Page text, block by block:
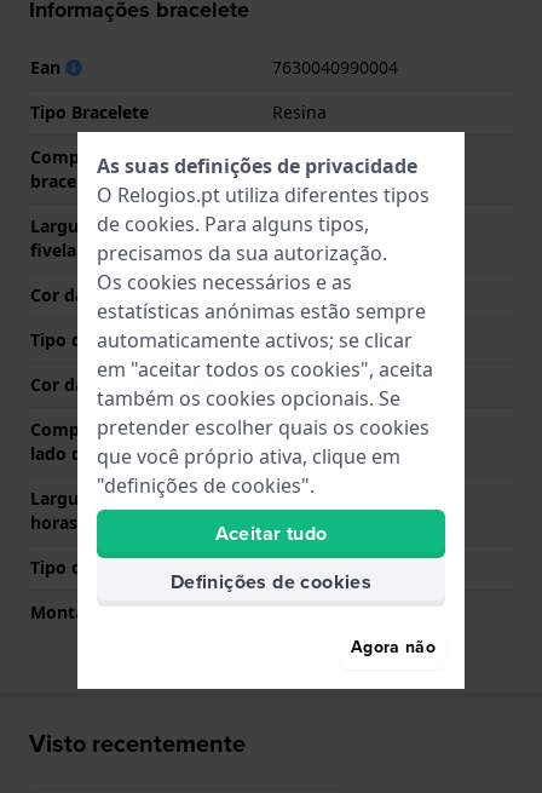
Informações bracelete
Ean
7630040990004
Tipo Bracelete
Resina
Comprimento do pino (da
bracelete)
24 mm
Largura da bracelete na
fivela
22 mm
Cor da bracelete
Preto
Tipo de Fecho
Fecho
Cor da fivela
Preto
Comprimento de banda no
lado das 12 horas
75 mm
Largura de banda lado 6
horas (mm)
130 mm
Tipo de montagem
Montagem Reta
Sim
Visto recentemente
As suas definições de privacidade
O Relogios.pt utiliza diferentes tipos
de cookies. Para alguns tipos,
precisamos da sua autorização.
Os cookies necessários e as
estatísticas anónimas estão sempre
automaticamente activos; se clicar
em "aceitar todos os cookies", aceita
também os cookies opcionais. Se
pretender escolher quais os cookies
que você próprio ativa, clique em
"definições de cookies".
Aceitar tudo
Definições de cookies
Agora não